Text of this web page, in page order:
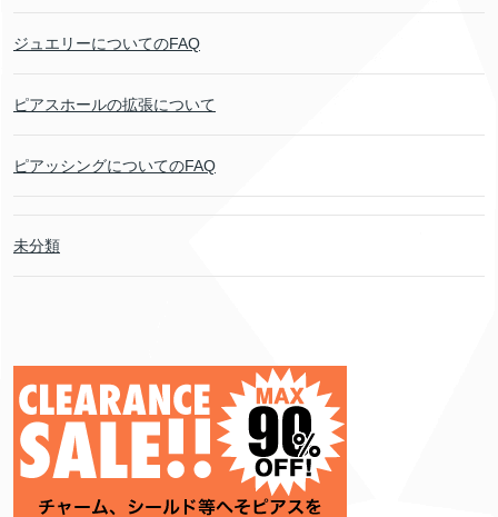
ジュエリーについてのFAQ
ピアスホールの拡張について
ピアッシングについてのFAQ
未分類